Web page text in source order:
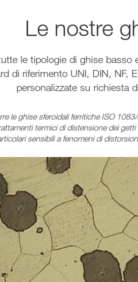
Le nostre
le tipologie di ghise basso
di riferimento UNI, DIN, NF,
personalizzate su richiesta
le ghise sferoidali ferritiche ISO
termici di distensione dei
sensibili a fenomeni di